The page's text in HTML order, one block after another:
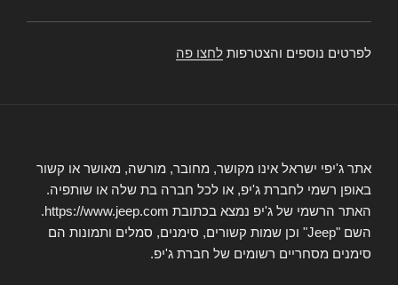
לפרטים נוספים והצטרפות לחצו פה
אתר ג'יפי ישראל אינו מקושר, מחובר, מורשה, מאושר או קשור
באופן רשמי לחברת ג'יפ, או לכל חברה בת שלה או שותפיה.
האתר הרשמי של ג'יפ נמצא בכתובת https://www.jeep.com.
השם "Jeep" וכן שמות קשורים, סימנים, סמלים ותמונות הם
סימנים מסחריים רשומים של חברת ג'יפ.